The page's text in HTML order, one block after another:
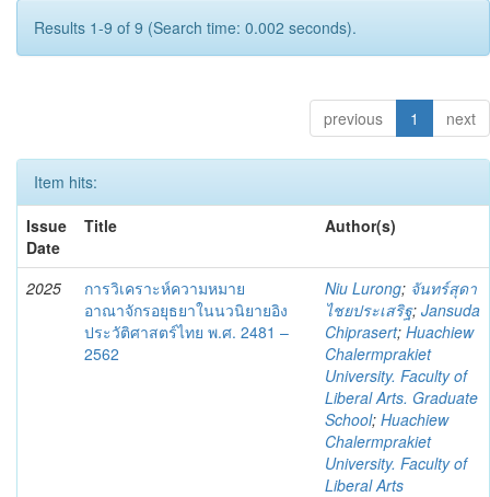
Results 1-9 of 9 (Search time: 0.002 seconds).
previous 1 next
Item hits:
Issue
Date
Title Author(s)
2025
การวิเคราะห์ความหมาย
อาณาจักรอยุธยาในนวนิยายอิง
ประวัติศาสตร์ไทย พ.ศ. 2481 –
2562
Niu Lurong; จันทร์สุดา
ไชยประเสริฐ; Jansuda
Chiprasert; Huachiew
Chalermprakiet
University. Faculty of
Liberal Arts. Graduate
School; Huachiew
Chalermprakiet
University. Faculty of
Liberal Arts